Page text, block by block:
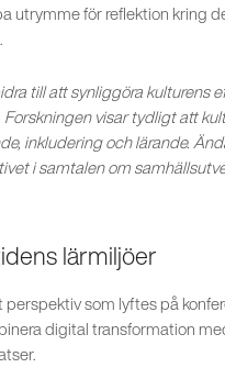
utrymme för reflektion kring
till att synliggöra kulturens
Forskningen visar tydligt att
inkludering och lärande.
i samtalen om
lärmiljöer
perspektiv som lyftes på
digital transformation